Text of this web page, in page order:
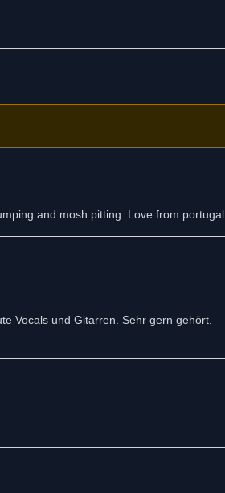
and mosh pitting. Love from portugal
Vocals und Gitarren. Sehr gern gehört.